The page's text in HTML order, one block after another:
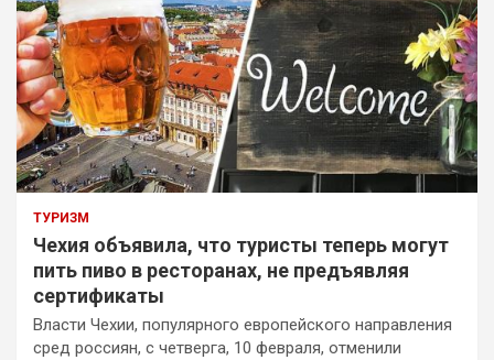
ТУРИЗМ
Чехия объявила, что туристы теперь могут
пить пиво в ресторанах, не предъявляя
сертификаты
Власти Чехии, популярного европейского направления
сред россиян, с четверга, 10 февраля, отменили